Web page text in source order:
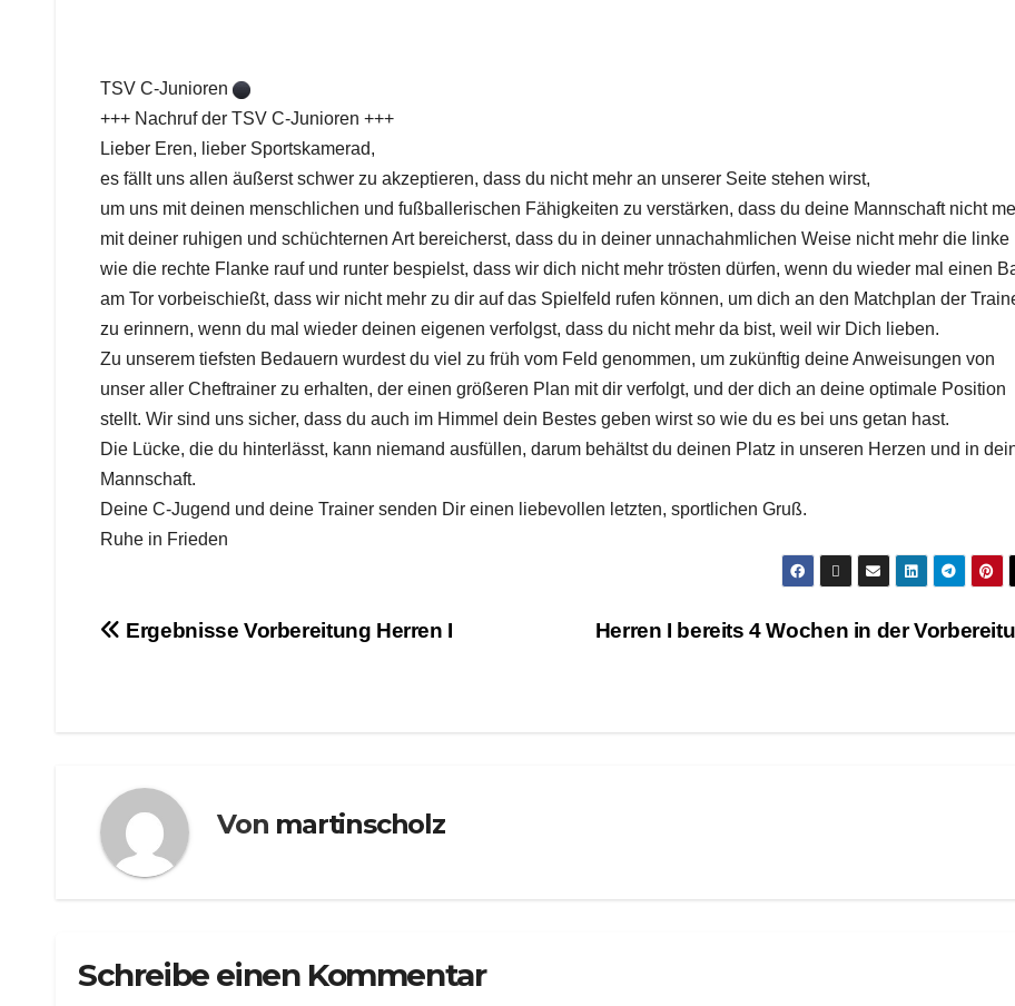
TSV C-Junioren
+++ Nachruf der TSV C-Junioren +++
Lieber Eren, lieber Sportskamerad,
es fällt uns allen äußerst schwer zu akzeptieren, dass du nicht mehr an unserer Seite stehen wirst,
um uns mit deinen menschlichen und fußballerischen Fähigkeiten zu verstärken, dass du deine Mannschaft nicht
mit deiner ruhigen und schüchternen Art bereicherst, dass du in deiner unnachahmlichen Weise nicht mehr die linke
wie die rechte Flanke rauf und runter bespielst, dass wir dich nicht mehr trösten dürfen, wenn du wieder mal einen
am Tor vorbeischießt, dass wir nicht mehr zu dir auf das Spielfeld rufen können, um dich an den Matchplan der
zu erinnern, wenn du mal wieder deinen eigenen verfolgst, dass du nicht mehr da bist, weil wir Dich lieben.
Zu unserem tiefsten Bedauern wurdest du viel zu früh vom Feld genommen, um zukünftig deine Anweisungen von
unser aller Cheftrainer zu erhalten, der einen größeren Plan mit dir verfolgt, und der dich an deine optimale Position
stellt. Wir sind uns sicher, dass du auch im Himmel dein Bestes geben wirst so wie du es bei uns getan hast.
Die Lücke, die du hinterlässt, kann niemand ausfüllen, darum behältst du deinen Platz in unseren Herzen und in
Mannschaft.
Deine C-Jugend und deine Trainer senden Dir einen liebevollen letzten, sportlichen Gruß.
Ruhe in Frieden
Beitragsnavigation Herren I bereits 4 Wochen in der
Ergebnisse Vorbereitung Herren I
Von martinscholz
Schreibe einen Kommentar